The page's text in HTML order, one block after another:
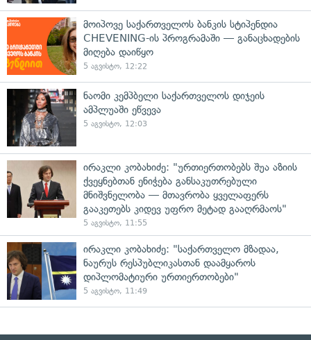
მოიპოვე საქართველოს ბანკის სტიპენდია
CHEVENING-ის პროგრამაში — განაცხადების
მიღება დაიწყო
5 აგვისტო, 12:22
ნაომი კემპბელი საქართველოს დიჯეის
ამპლუაში ეწვევა
5 აგვისტო, 12:03
ირაკლი კობახიძე: "ურთიერთობებს შუა აზიის
ქვეყნებთან ენიჭება განსაკუთრებული
მნიშვნელობა — მთავრობა ყველაფერს
გააკეთებს კიდევ უფრო მეტად გააღრმაოს"
5 აგვისტო, 11:55
ირაკლი კობახიძე: "საქართველო მზადაა,
ნაურუს რესპუბლიკასთან დაამყაროს
დიპლომატიური ურთიერთობები"
5 აგვისტო, 11:49